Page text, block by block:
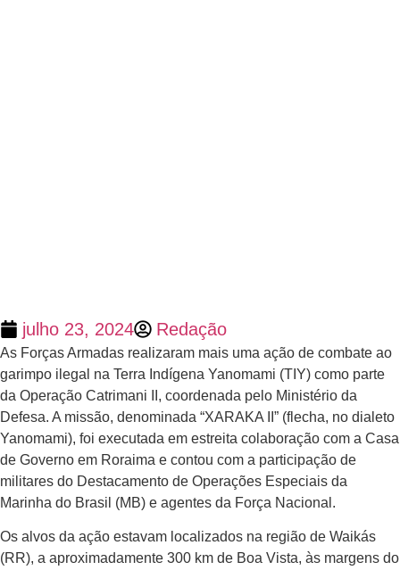
julho 23, 2024 Redação
As Forças Armadas realizaram mais uma ação de combate ao
garimpo ilegal na Terra Indígena Yanomami (TIY) como parte
da Operação Catrimani II, coordenada pelo Ministério da
Defesa. A missão, denominada “XARAKA II” (flecha, no dialeto
Yanomami), foi executada em estreita colaboração com a Casa
de Governo em Roraima e contou com a participação de
militares do Destacamento de Operações Especiais da
Marinha do Brasil (MB) e agentes da Força Nacional.
Os alvos da ação estavam localizados na região de Waikás
(RR), a aproximadamente 300 km de Boa Vista, às margens do